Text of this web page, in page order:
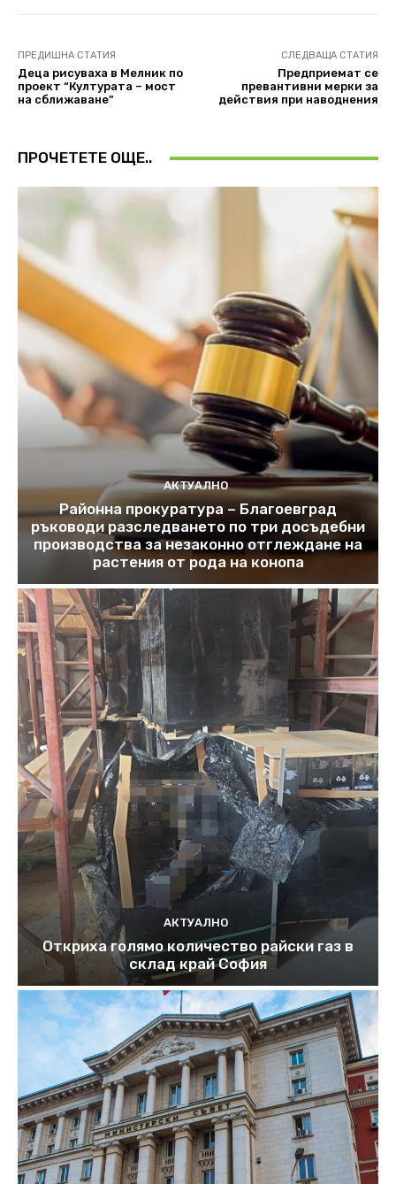
ПРЕДИШНА СТАТИЯ
Деца рисуваха в Мелник по
проект “Културата – мост
на сближаване”
СЛЕДВАЩА СТАТИЯ
Предприемат се
превантивни мерки за
действия при наводнения
ПРОЧЕТЕТЕ ОЩЕ..
АКТУАЛНО
Районна прокуратура – Благоевград
ръководи разследването по три досъдебни
производства за незаконно отглеждане на
растения от рода на конопа
АКТУАЛНО
Откриха голямо количество райски газ в
склад край София